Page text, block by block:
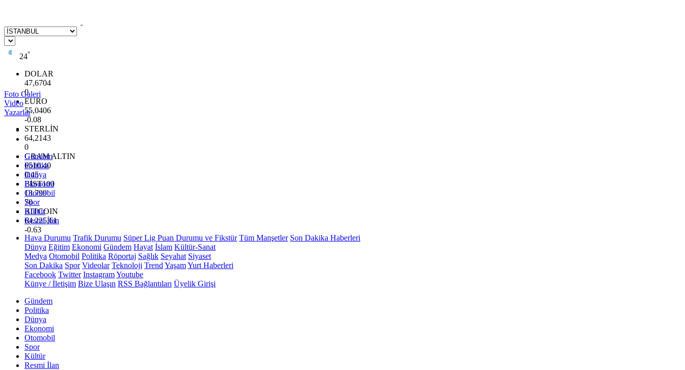
24°
DOLAR
47,6704
0
EURO
55,0406
-0.08
STERLİN
64,2143
0
GRAM ALTIN
6510.40
0.45
BİST100
13.799
70
BITCOIN
64.225,61
-0.63
Foto Galeri
Video
Yazarlar
Gündem
Politika
Dünya
Ekonomi
Otomobil
Spor
Kültür
Resmi İlan
Hava Durumu Trafik Durumu Süper Lig Puan Durumu ve Fikstür Tüm Manşetler Son Dakika Haberleri
Dünya Eğitim Ekonomi Gündem Hayat İslam Kültür-Sanat
Medya Otomobil Politika Röportaj Sağlık Seyahat Siyaset
Son Dakika Spor Videolar Teknoloji Trend YaşamYurt Haberleri
Facebook Twitter InstagramYoutube
Künye / İletişim Bize Ulaşın RSS Bağlantıları Üyelik Girişi
Gündem
Politika
Dünya
Ekonomi
Otomobil
Spor
Kültür
Resmi İlan